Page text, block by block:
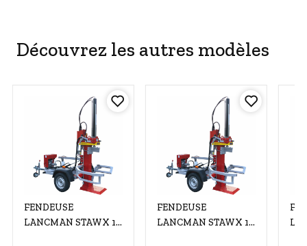
Découvrez les autres modèles
FENDEUSE
LANCMAN STAWX 17
FENDEUSE
LANCMAN STAWX 17